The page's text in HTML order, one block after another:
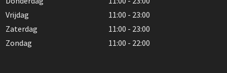
Vrijdag
11:00 - 23:00
Zaterdag
11:00 - 23:00
Zondag
11:00 - 22:00